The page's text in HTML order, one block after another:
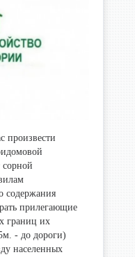
сорной
содержания
прилегающие
границ их
- до дороги)
населенных